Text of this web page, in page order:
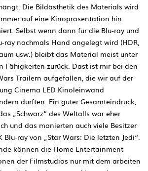
Die Bildästhetik des Materials wird
auf eine Kinopräsentation hin
Selbst wenn dann für die Blu-ray und
ray nochmals Hand angelegt wird (HDR,
usw.) bleibt das Material meist unter
Fähigkeiten zurück. Dast ist mir bei den
Trailern aufgefallen, die wir auf der
Cinema LED Kinoleinwand
durften. Ein guter Gesamteindruck,
„Schwarz“ des Weltalls war eher
und das monierten auch viele Besitzer
Blu-ray von „Star Wars: Die letzten Jedi“.
können die Home Entertainment
der Filmstudios nur mit dem arbeiten